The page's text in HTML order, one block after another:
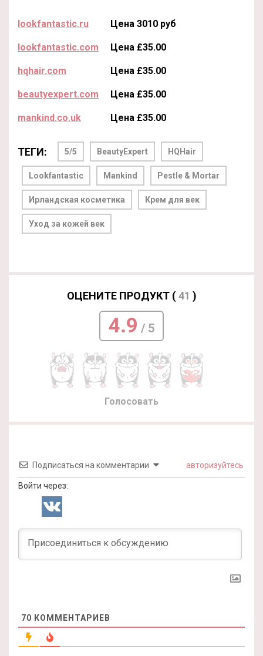
lookfantastic.ru Цена 3010 руб
lookfantastic.com Цена £35.00
hqhair.com Цена £35.00
beautyexpert.com Цена £35.00
mankind.co.uk Цена £35.00
ТЕГИ: 5/5 BeautyExpert HQHair
Lookfantastic Mankind Pestle & Mortar
Ирландская косметика Крем для век
Уход за кожей век
ОЦЕНИТЕ ПРОДУКТ (41 )
4.9 / 5
Голосовать
Подписаться на комментарии авторизуйтесь
Войти через:
70 КОММЕНТАРИЕВ